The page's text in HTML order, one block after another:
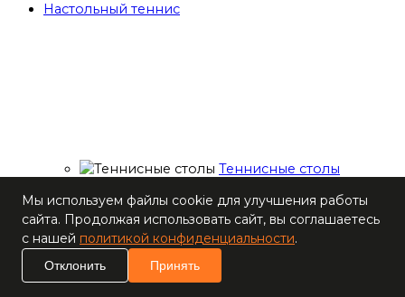
Настольный теннис
Теннисные столы
Накладки для
ракеток
Основания для
ракеток
Мячи
Мы используем файлы cookie для улучшения работы
сайта. Продолжая использовать сайт, вы соглашаетесь
с нашей политикой конфиденциальности.
Отклонить Принять